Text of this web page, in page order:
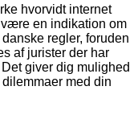
hvorvidt internet
en indikation om
regler, foruden
af jurister der har
giver dig mulighed
med din